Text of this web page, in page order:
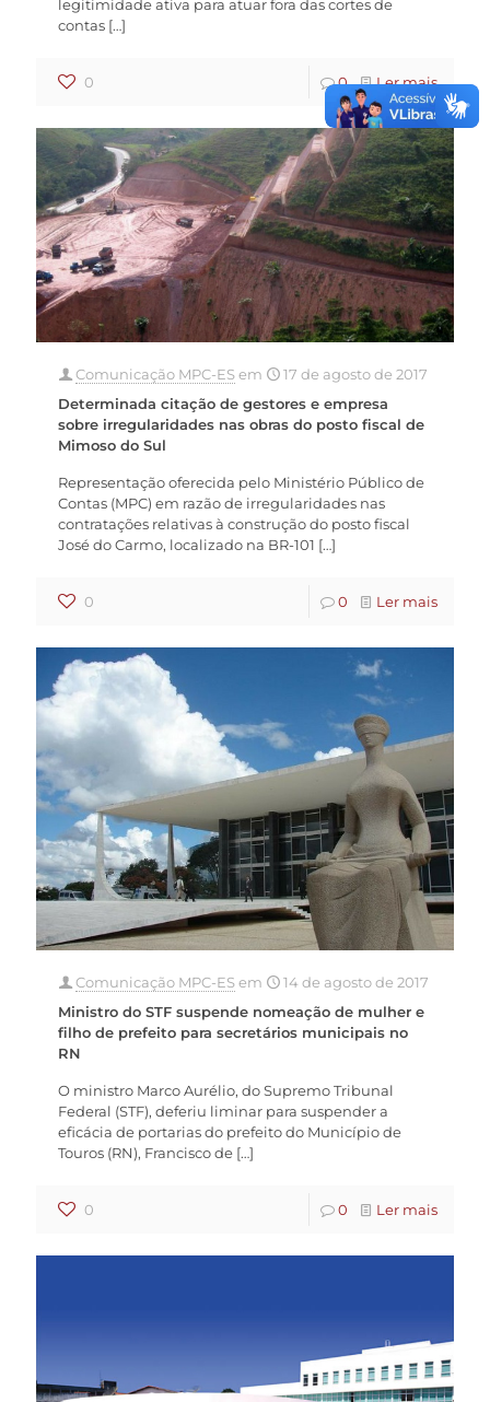
legitimidade ativa para atuar fora das cortes de
contas […]
0 0 Ler mais
Comunicação MPC-ESem
17 de agosto de 2017
Determinada citação de gestores e empresa
sobre irregularidades nas obras do posto fiscal de
Mimoso do Sul
Representação oferecida pelo Ministério Público de
Contas (MPC) em razão de irregularidades nas
contratações relativas à construção do posto fiscal
José do Carmo, localizado na BR-101 […]
0 0 Ler mais
Comunicação MPC-ESem
14 de agosto de 2017
Ministro do STF suspende nomeação de mulher e
filho de prefeito para secretários municipais no
RN
O ministro Marco Aurélio, do Supremo Tribunal
Federal (STF), deferiu liminar para suspender a
eficácia de portarias do prefeito do Município de
Touros (RN), Francisco de […]
0 0 Ler mais